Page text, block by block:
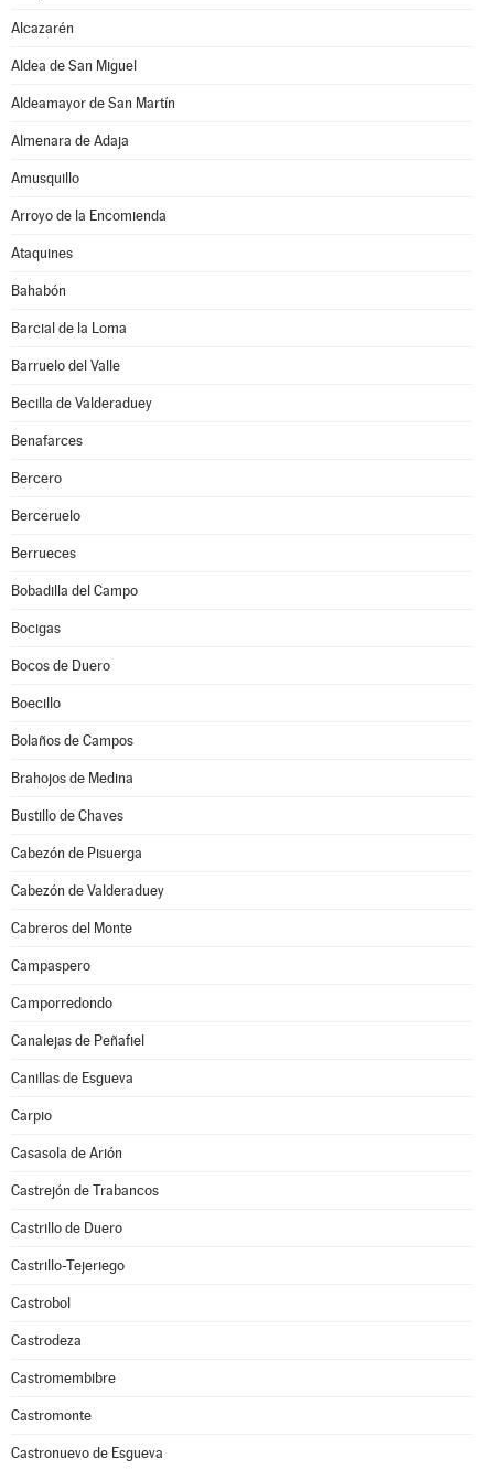
Alcazarén
Aldea de San Miguel
Aldeamayor de San Martín
Almenara de Adaja
Amusquillo
Arroyo de la Encomienda
Ataquines
Bahabón
Barcial de la Loma
Barruelo del Valle
Becilla de Valderaduey
Benafarces
Bercero
Berceruelo
Berrueces
Bobadilla del Campo
Bocigas
Bocos de Duero
Boecillo
Bolaños de Campos
Brahojos de Medina
Bustillo de Chaves
Cabezón de Pisuerga
Cabezón de Valderaduey
Cabreros del Monte
Campaspero
Camporredondo
Canalejas de Peñafiel
Canillas de Esgueva
Carpio
Casasola de Arión
Castrejón de Trabancos
Castrillo de Duero
Castrillo-Tejeriego
Castrobol
Castrodeza
Castromembibre
Castromonte
Castronuevo de Esgueva